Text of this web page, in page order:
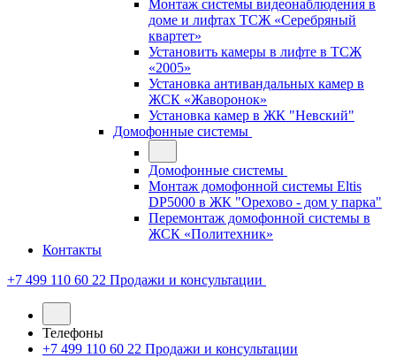
Монтаж системы видеонаблюдения в
доме и лифтах ТСЖ «Серебряный
квартет»
Установить камеры в лифте в ТСЖ
«2005»
Установка антивандальных камер в
ЖСК «Жаворонок»
Установка камер в ЖК "Невский"
Домофонные системы
Домофонные системы
Монтаж домофонной системы Eltis
DP5000 в ЖК "Орехово - дом у парка"
Перемонтаж домофонной системы в
ЖСК «Политехник»
Контакты
+7 499 110 60 22 Продажи и консультации
Телефоны
+7 499 110 60 22 Продажи и консультации